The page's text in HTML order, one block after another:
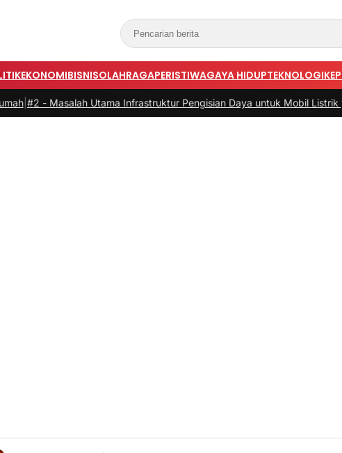
EKONOMIBISNISOLAHRAGAPERISTIWAGAYA HIDUPTEKNOLOGI
Utama Infrastruktur Pengisian Daya untuk Mobil Listrik yang